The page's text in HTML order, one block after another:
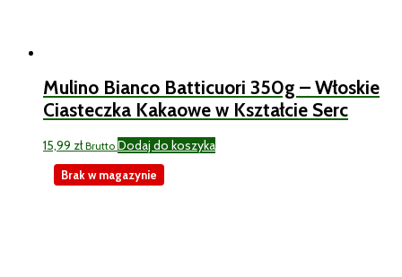
Mulino Bianco Batticuori 350g – Włoskie
Ciasteczka Kakaowe w Kształcie Serc
15,99 zł Brutto Dodaj do koszyka
Brak w magazynie